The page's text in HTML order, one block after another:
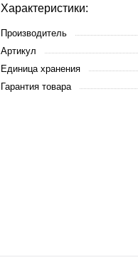
Характеристики:
Производитель
Артикул
Единица хранения
Гарантия товара